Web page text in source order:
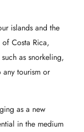
islands and the
Costa Rica,
as snorkeling,
tourism or
as a new
in the medium